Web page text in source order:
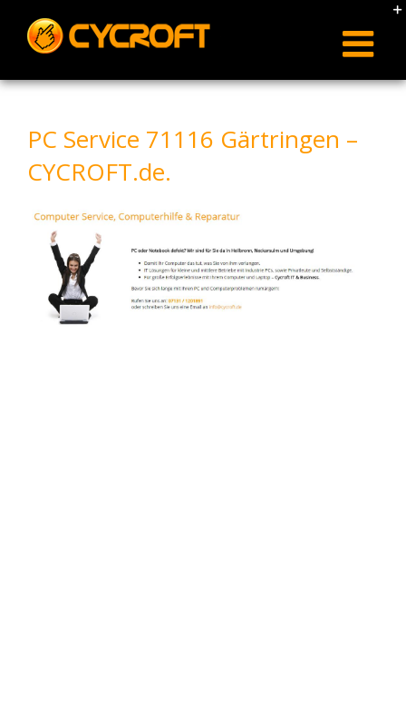
content
PC Service 71116 Gärtringen –
CYCROFT.de.